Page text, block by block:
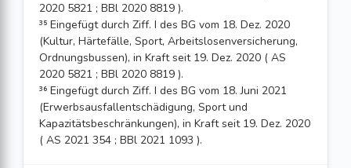
2020 5821 ; BBl 2020 8819 ).
³⁵ Eingefügt durch Ziff. I des BG vom 18. Dez. 2020
(Kultur, Härtefälle, Sport, Arbeits­losenversicherung,
Ordnungsbussen), in Kraft seit 19. Dez. 2020 ( AS
2020 5821 ; BBl 2020 8819 ).
³⁶ Eingefügt durch Ziff. I des BG vom 18. Juni 2021
(Erwerbsausfallentschädigung, Sport und
Kapazitätsbeschränkungen), in Kraft seit 19. Dez. 2020
( AS 2021 354 ; BBl 2021 1093 ).